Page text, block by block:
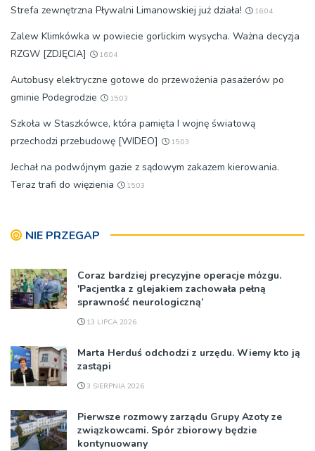
Strefa zewnętrzna Pływalni Limanowskiej już działa! 16:04
Zalew Klimkówka w powiecie gorlickim wysycha. Ważna decyzja
RZGW [ZDJĘCIA]
16:04
Autobusy elektryczne gotowe do przewożenia pasażerów po
gminie Podegrodzie
15:03
Szkoła w Staszkówce, która pamięta I wojnę światową
przechodzi przebudowę [WIDEO]
15:03
Jechał na podwójnym gazie z sądowym zakazem kierowania.
Teraz trafi do więzienia
15:03
NIE PRZEGAP
Coraz bardziej precyzyjne operacje mózgu.
'Pacjentka z glejakiem zachowała pełną
sprawność neurologiczną’
13 LIPCA 2026
Marta Herduś odchodzi z urzędu. Wiemy kto ją
zastąpi
3 SIERPNIA 2026
Pierwsze rozmowy zarządu Grupy Azoty ze
związkowcami. Spór zbiorowy będzie
kontynuowany